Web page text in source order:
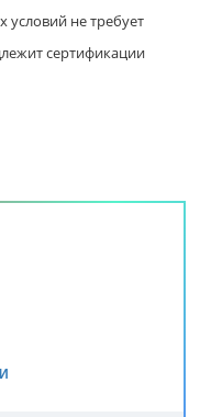
условий не требует
сертификации